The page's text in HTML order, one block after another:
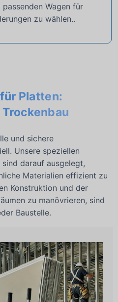
Wagen für
zu wählen..
Platten:
und sichere
Unsere speziellen
darauf ausgelegt,
Materialien effizient zu
Konstruktion und der
zu manövrieren, sind
Baustelle.